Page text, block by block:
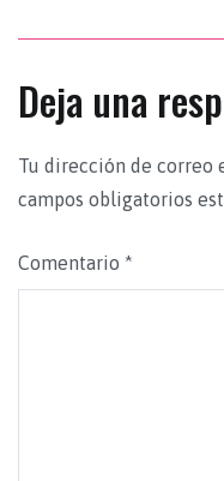
Deja una
Tu dirección de correo
campos obligatorios
Comentario *